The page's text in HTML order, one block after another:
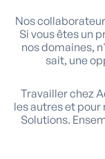
Nos
Si vous êtes un
nos domaines,
sait, une
Travailler chez
les autres et
Solutions.